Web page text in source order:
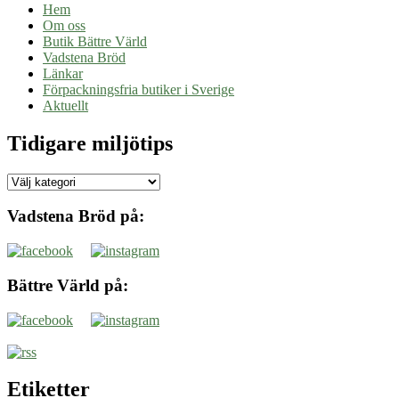
Hem
Om oss
Butik Bättre Värld
Vadstena Bröd
Länkar
Förpackningsfria butiker i Sverige
Aktuellt
Tidigare miljötips
Tidigare
Vadstena Bröd på:
Bättre Värld på:
Etiketter